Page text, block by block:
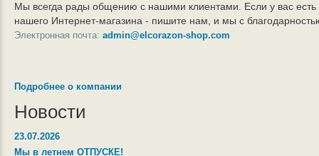
Мы всегда рады общению с нашими клиентами. Если у вас
нашего Интернет-магазина - пишите нам, и мы с
Электронная почта: admin@elcorazon-shop.com
Подробнее о компании
Новости
23.07.2026
Мы в летнем ОТПУСКЕ!